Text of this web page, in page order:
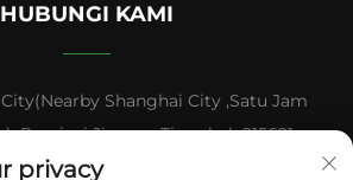
HUBUNGI KAMI
Shanghai City ,Satu Jam
,Provinsi Jiangsu,Tiongkok 215621
privacy